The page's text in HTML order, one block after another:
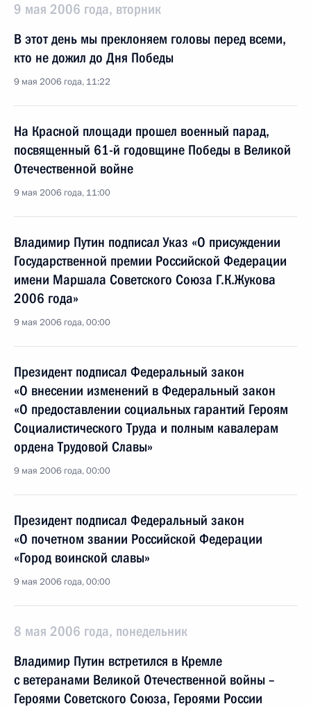
9 мая 2006 года, вторник
В этот день мы преклоняем головы перед всеми,
кто не дожил до Дня Победы
9 мая 2006 года, 11:22
На Красной площади прошел военный парад,
посвященный 61-й годовщине Победы в Великой
Отечественной войне
9 мая 2006 года, 11:00
Владимир Путин подписал Указ «О присуждении
Государственной премии Российской Федерации
имени Маршала Советского Союза Г.К.Жукова
2006 года»
9 мая 2006 года, 00:00
Президент подписал Федеральный закон
«О внесении изменений в Федеральный закон
«О предоставлении социальных гарантий Героям
Социалистического Труда и полным кавалерам
ордена Трудовой Славы»
9 мая 2006 года, 00:00
Президент подписал Федеральный закон
«О почетном звании Российской Федерации
«Город воинской славы»
9 мая 2006 года, 00:00
8 мая 2006 года, понедельник
Владимир Путин встретился в Кремле
с ветеранами Великой Отечественной войны –
Героями Советского Союза, Героями России